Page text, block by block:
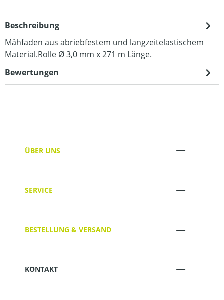
Beschreibung
Mähfaden aus abriebfestem und langzeitelastischem
Material.Rolle Ø 3,0 mm x 271 m Länge.
Bewertungen
ÜBER UNS
SERVICE
BESTELLUNG & VERSAND
KONTAKT